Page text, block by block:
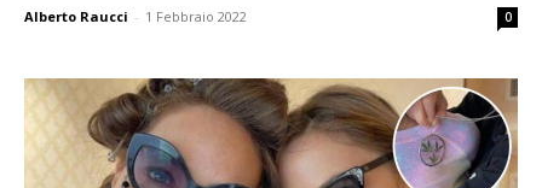
Alberto Raucci - 1 Febbraio 2022 0